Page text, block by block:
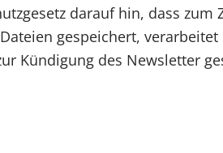
darauf hin, dass zum
gespeichert,
Kündigung des Newsletter